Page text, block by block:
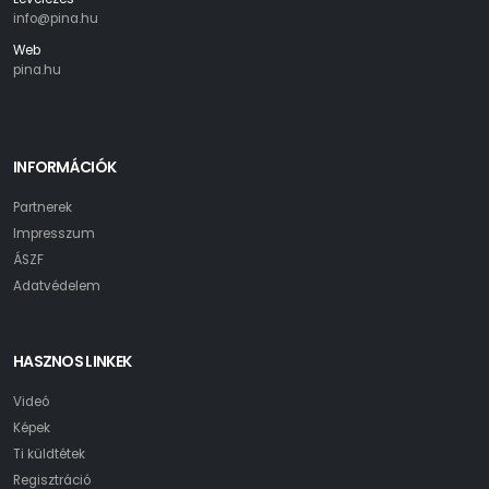
info@pina.hu
Web
pina.hu
INFORMÁCIÓK
Partnerek
Impresszum
ÁSZF
Adatvédelem
HASZNOS LINKEK
Videó
Képek
Ti küldtétek
Regisztráció